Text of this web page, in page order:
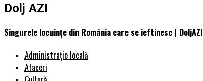
Dolj AZI
Singurele locuinţe din România care se ieftinesc | DoljAZI
Administrație locală
Afaceri